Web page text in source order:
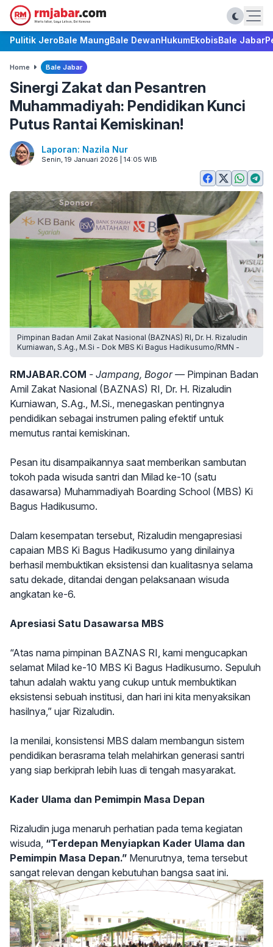
Pulitik JeroBale MaungBale DewanHukumEkobisBale Jabar
Home Bale Jabar
Sinergi Zakat dan Pesantren
Muhammadiyah: Pendidikan Kunci
Putus Rantai Kemiskinan!
Laporan: Nazila Nur
Senin, 19 Januari 2026 | 14:05 WIB
Pimpinan Badan Amil Zakat Nasional (BAZNAS) RI, Dr. H. Rizaludin
Kurniawan, S.Ag., M.Si - Dok MBS Ki Bagus Hadikusumo/RMN -
RMJABAR.COM - Jampang, Bogor —Pimpinan Badan
Amil Zakat Nasional (BAZNAS) RI, Dr. H. Rizaludin
Kurniawan, S.Ag., M.Si., menegaskan pentingnya
pendidikan sebagai instrumen paling efektif untuk
memutus rantai kemiskinan.
Pesan itu disampaikannya saat memberikan sambutan
tokoh pada wisuda santri dan Milad ke-10 (satu
dasawarsa) Muhammadiyah Boarding School (MBS) Ki
Bagus Hadikusumo.
Dalam kesempatan tersebut, Rizaludin mengapresiasi
capaian MBS Ki Bagus Hadikusumo yang dinilainya
berhasil membuktikan eksistensi dan kualitasnya selama
satu dekade, ditandai dengan pelaksanaan wisuda
angkatan ke-6.
Apresiasi Satu Dasawarsa MBS
“Atas nama pimpinan BAZNAS RI, kami mengucapkan
selamat Milad ke-10 MBS Ki Bagus Hadikusumo. Sepuluh
tahun adalah waktu yang cukup untuk membuktikan
eksistensi sebuah institusi, dan hari ini kita menyaksikan
hasilnya,” ujar Rizaludin.
Ia menilai, konsistensi MBS dalam membangun sistem
pendidikan berasrama telah melahirkan generasi santri
yang siap berkiprah lebih luas di tengah masyarakat.
Kader Ulama dan Pemimpin Masa Depan
Rizaludin juga menaruh perhatian pada tema kegiatan
wisuda, “Terdepan Menyiapkan Kader Ulama dan
Pemimpin Masa Depan.” Menurutnya, tema tersebut
sangat relevan dengan kebutuhan bangsa saat ini.